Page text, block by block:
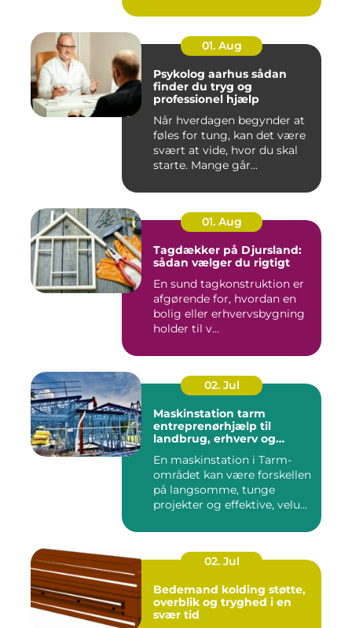
01. Aug
Psykolog aarhus sådan
finder du tryg og
professionel hjælp
Når hverdagen begynder at
føles for tung, kan det være
svært at vide, hvor du skal
starte. Mange går...
01. Aug
Tagdækker på Djursland:
sådan vælger du rigtigt
En sund tagkonstruktion er
afgørende for, hvordan en
bolig eller erhvervsbygning
holder til v...
02. Jul
Maskinstation tarm
entreprenørhjælp til
landbrug, erhverv og
En maskinstation i Tarm-
området kan være forskellen
på langsomme, tunge
projekter og effektive, velu...
02. Jul
Bedemand kolding støtte,
overblik og tryghed i en
svær tid